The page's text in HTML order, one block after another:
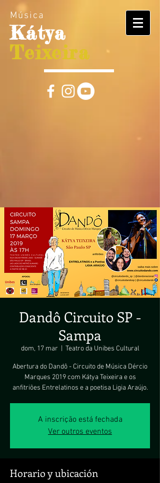
Música
Kátya
Teixeira
Dandô Circuito SP -
Sampa
dom, 17 mar Teatro da Unibes Cultural
Abertura do Dandô - Circuito de Música Dércio
Marques 2019 com Kátya Teixeira e os
anfitriões Entrelatinos e a poetisa Ligia Araújo.
A inscrição está fechada
Ver outros eventos
Horario y ubicación